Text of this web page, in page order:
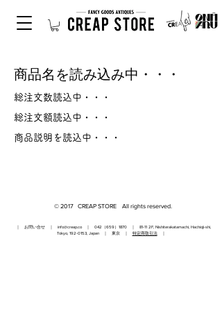
商品名を読み込み中・・・
総注文数読込中・・・
総注文額読込中・・・
商品説明を読込中・・・
© 2017 CREAP STORE All rights reserved.
｜ お問い合せ ｜ info@creap.co｜ 042（659）1870 ｜ 81-11 2F, Nishiterakatamachi, Hachioji-shi,
Tokyo, 192-0153, Japan ｜ 東京 ｜ 特定商取引法｜